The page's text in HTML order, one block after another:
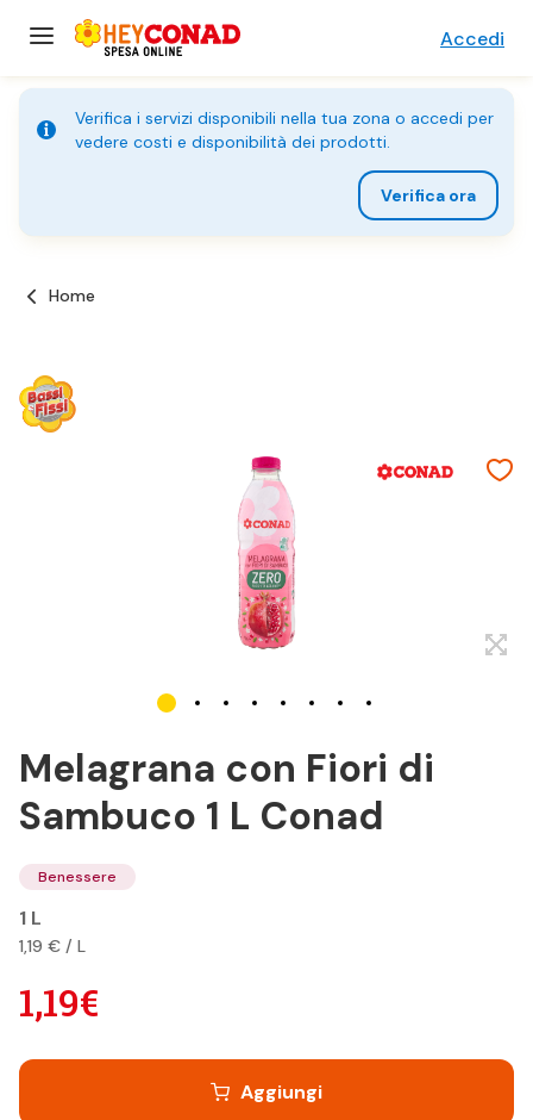
Accedi
Verifica i servizi disponibili nella tua zona o accedi per
vedere costi e disponibilità dei prodotti.
Verifica ora
Home
Melagrana con Fiori di
Sambuco 1 L Conad
Benessere
1 L
1,19 € / L
1,19€
Aggiungi